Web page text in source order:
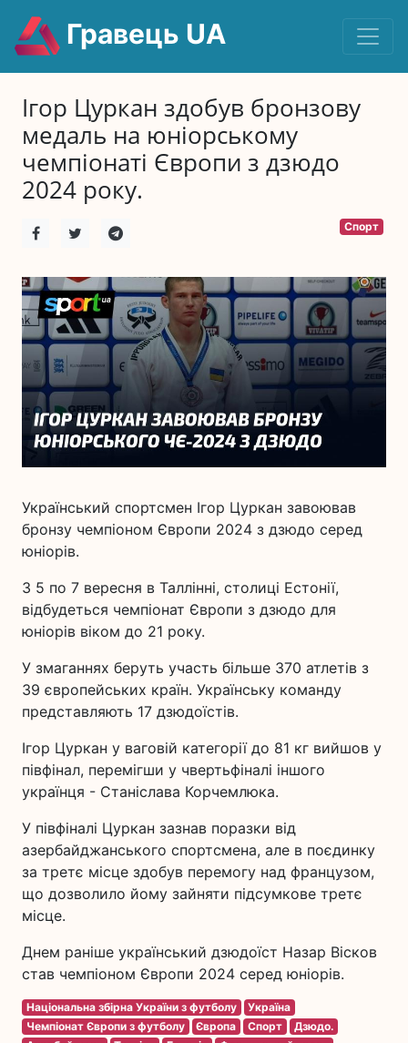
Гравець UA
Ігор Цуркан здобув бронзову
медаль на юніорському
чемпіонаті Європи з дзюдо
2024 року.
Спорт
Український спортсмен Ігор Цуркан завоював
бронзу чемпіоном Європи 2024 з дзюдо серед
юніорів.
З 5 по 7 вересня в Таллінні, столиці Естонії,
відбудеться чемпіонат Європи з дзюдо для
юніорів віком до 21 року.
У змаганнях беруть участь більше 370 атлетів з
39 європейських країн. Українську команду
представляють 17 дзюдоїстів.
Ігор Цуркан у ваговій категорії до 81 кг вийшов у
півфінал, перемігши у чвертьфіналі іншого
українця - Станіслава Корчемлюка.
У півфіналі Цуркан зазнав поразки від
азербайджанського спортсмена, але в поєдинку
за третє місце здобув перемогу над французом,
що дозволило йому зайняти підсумкове третє
місце.
Днем раніше український дзюдоїст Назар Вісков
став чемпіоном Європи 2024 серед юніорів.
Національна збірна України з футболу
Україна
Чемпіонат Європи з футболу
Європа Спорт
Дзюдо.